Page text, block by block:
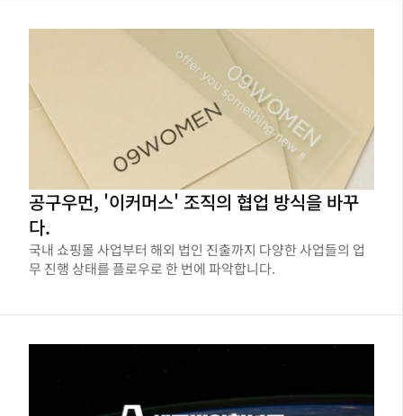
공구우먼, '이커머스' 조직의 협업 방식을 바꾸
다.
국내 쇼핑몰 사업부터 해외 법인 진출까지 다양한 사업들의 업